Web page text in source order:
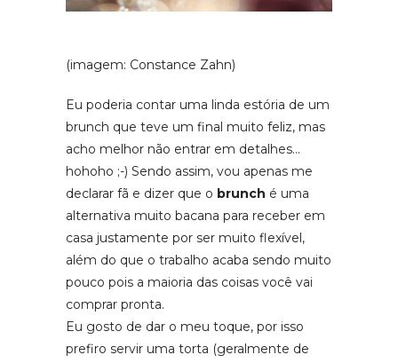
(imagem: Constance Zahn)
Eu poderia contar uma linda estória de um
brunch que teve um final muito feliz, mas
acho melhor não entrar em detalhes…
hohoho ;-) Sendo assim, vou apenas me
declarar fã e dizer que o brunch é uma
alternativa muito bacana para receber em
casa justamente por ser muito flexível,
além do que o trabalho acaba sendo muito
pouco pois a maioria das coisas você vai
comprar pronta.
Eu gosto de dar o meu toque, por isso
prefiro servir uma torta (geralmente de